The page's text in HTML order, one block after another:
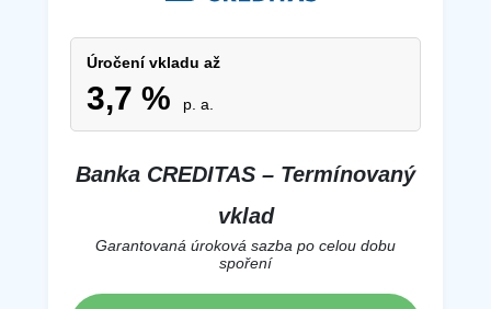
Banka CREDITAS – Termínovaný
vklad
Garantovaná úroková sazba po celou dobu
spoření
Úročení vkladu až
3,7 % p. a.